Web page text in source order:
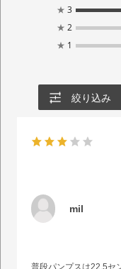
★ 3
★ 2
★ 1
絞り込み
mil
普段パンプスは22.5セ